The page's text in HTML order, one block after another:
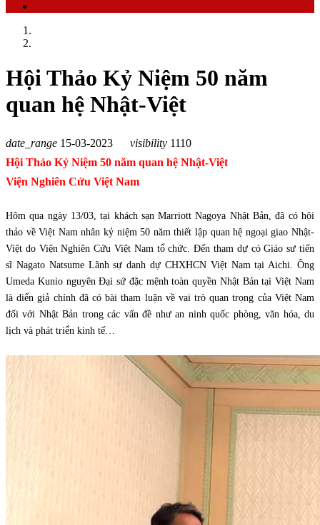
Hội Thảo Kỷ Niệm 50 năm
quan hệ Nhật-Việt
date_range 15-03-2023 visibility 1110
Hội Thảo Kỷ Niệm 50 năm quan hệ Nhật-Việt
Viện Nghiên Cứu Việt Nam
Hôm qua ngày 13/03, tại khách sạn Marriott Nagoya Nhật Bản, đã có hội
thảo về Việt Nam nhân kỷ niệm 50 năm thiết lập quan hệ ngoại giao Nhật-
Việt do Viện Nghiên Cứu Việt Nam tổ chức. Đến tham dự có Giáo sư tiến
sĩ Nagato Natsume Lãnh sự danh dự CHXHCN Việt Nam tại Aichi. Ông
Umeda Kunio nguyên Đại sứ đặc mệnh toàn quyền Nhật Bản tại Việt Nam
là diển giả chính đã có bài tham luận về vai trò quan trọng của Việt Nam
đối với Nhật Bản trong các vấn đề như an ninh quốc phòng, văn hóa, du
lịch và phát triển kinh tế…